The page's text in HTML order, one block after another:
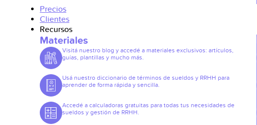
Precios
Clientes
Recursos
Materiales
Visitá nuestro blog y accedé a materiales exclusivos: artículos,
guías, plantillas y mucho más.
Usá nuestro diccionario de términos de sueldos y RRHH para
aprender de forma rápida y sencilla.
Accedé a calculadoras gratuitas para todas tus necesidades de
sueldos y gestión de RRHH.